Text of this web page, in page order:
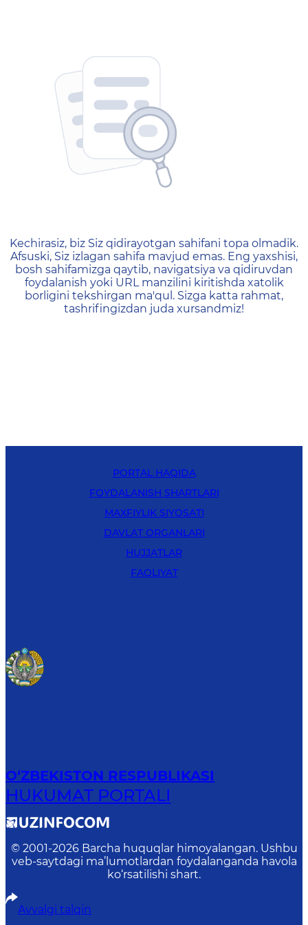
404 — Страница не
Kechirasiz, biz Siz qidirayotgan sahifani topa olmadik.
Afsuski, Siz izlagan sahifa mavjud emas. Eng yaxshisi,
bosh sahifamizga qaytib, navigatsiya va qidiruvdan
foydalanish yoki URL manzilini kiritishda xatolik
borligini tekshirgan ma'qul. Sizga katta rahmat,
tashrifingizdan juda xursandmiz!
PORTAL HAQIDA
FOYDALANISH SHARTLARI
MAXFIYLIK SIYOSATI
DAVLAT ORGANLARI
HUJJATLAR
FAOLIYAT
O‘ZBEKISTON RESPUBLIKASI
HUKUMAT PORTALI
© 2001-2026 Barcha huquqlar himoyalangan. Ushbu
veb-saytdagi ma’lumotlardan foydalanganda havola
ko‘rsatilishi shart.
Avvalgi talqin